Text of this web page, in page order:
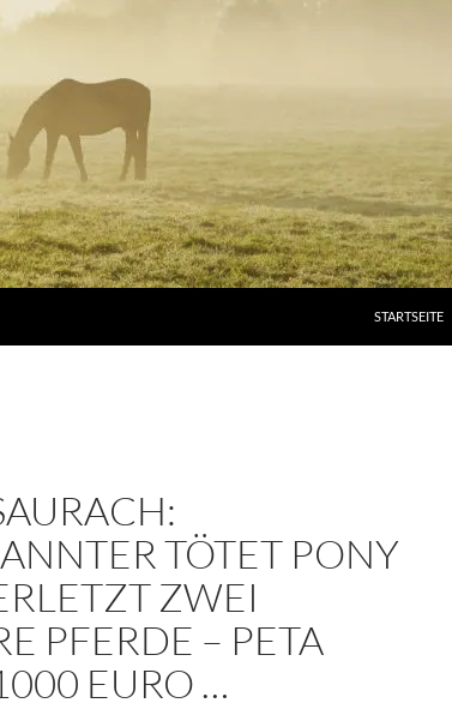
STARTSEITE
TÖTET PONY
ZWEI
PFERDE – PETA
EURO …